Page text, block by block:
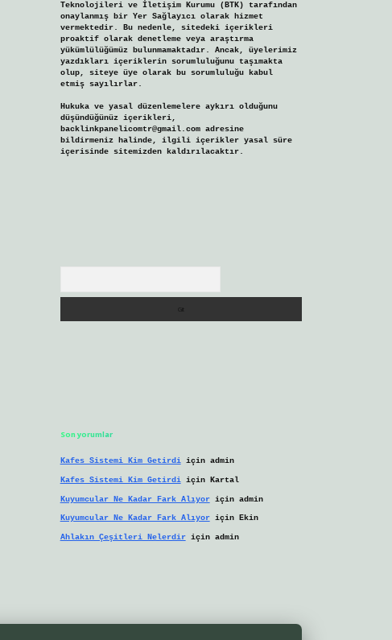
Teknolojileri ve İletişim Kurumu (BTK) tarafından
onaylanmış bir Yer Sağlayıcı olarak hizmet
vermektedir. Bu nedenle, sitedeki içerikleri
proaktif olarak denetleme veya araştırma
yükümlülüğümüz bulunmamaktadır. Ancak, üyelerimiz
yazdıkları içeriklerin sorumluluğunu taşımakta
olup, siteye üye olarak bu sorumluluğu kabul
etmiş sayılırlar.
Hukuka ve yasal düzenlemelere aykırı olduğunu
düşündüğünüz içerikleri,
backlinkpanelicomtr@gmail.comadresine
bildirmeniz halinde, ilgili içerikler yasal süre
içerisinde sitemizden kaldırılacaktır.
Son yorumlar
Kafes Sistemi Kim Getirdiiçin admin
Kafes Sistemi Kim Getirdiiçin Kartal
Kuyumcular Ne Kadar Fark Alıyoriçin admin
Kuyumcular Ne Kadar Fark Alıyoriçin Ekin
Ahlakın Çeşitleri Nelerdiriçin admin